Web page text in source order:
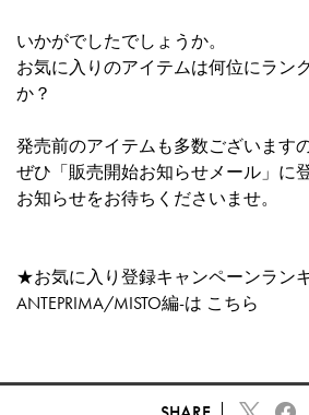
いかがでしたでしょうか。
お気に入りのアイテムは何位にラン
か？
発売前のアイテムも多数ございます
ぜひ「販売開始お知らせメール」に
お知らせをお待ちくださいませ。
★お気に入り登録キャンペーンラン
ANTEPRIMA/MISTO編-は こちら